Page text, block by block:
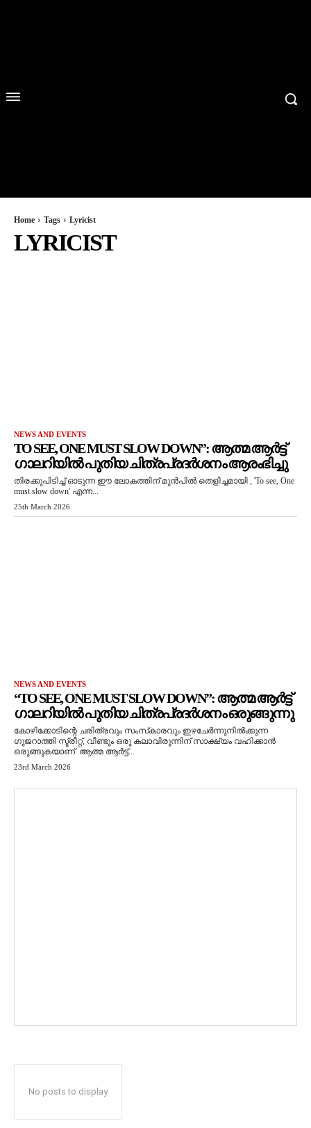
Home Tags Lyricist
LYRICIST
NEWS AND EVENTS
TO SEE, ONE MUST SLOW DOWN”: ആത്മ ആർട്ട്
ഗാലറിയിൽ പുതിയ ചിത്രപ്രദർശനം ആരംഭിച്ചു
തിരക്കുപിടിച്ച് ഓടുന്ന ഈ ലോകത്തിന് മുൻപിൽ തെളിച്ചമായി , 'To see, One
must slow down' എന്ന...
25th March 2026
NEWS AND EVENTS
“TO SEE, ONE MUST SLOW DOWN”: ആത്മ ആർട്ട്
ഗാലറിയിൽ പുതിയ ചിത്രപ്രദർശനം ഒരുങ്ങുന്നു
കോഴിക്കോടിന്റെ ചരിത്രവും സംസ്‌കാരവും ഇഴചേർന്നുനിൽക്കുന്ന
ഗുജറാത്തി സ്ട്രീറ്റ്, വീണ്ടും ഒരു കലാവിരുന്നിന് സാക്ഷ്യം വഹിക്കാൻ
ഒരുങ്ങുകയാണ്. ആത്മ ആർട്ട്...
23rd March 2026
No posts to display